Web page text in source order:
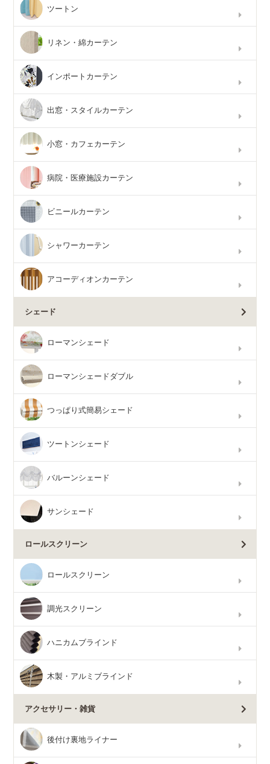
ツートン
リネン・綿カーテン
インポートカーテン
出窓・スタイルカーテン
小窓・カフェカーテン
病院・医療施設カーテン
ビニールカーテン
シャワーカーテン
アコーディオンカーテン
シェード
ローマンシェード
ローマンシェードダブル
つっぱり式簡易シェード
ツートンシェード
バルーンシェード
サンシェード
ロールスクリーン
ロールスクリーン
調光スクリーン
ハニカムブラインド
木製・アルミブラインド
アクセサリー・雑貨
後付け裏地ライナー